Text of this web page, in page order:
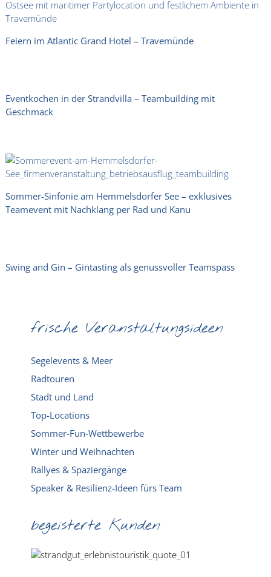
Feiern im Atlantic Grand Hotel – Travemünde
Eventkochen in der Strandvilla – Teambuilding mit
Geschmack
Sommer-Sinfonie am Hemmelsdorfer See – exklusives
Teamevent mit Nachklang per Rad und Kanu
Swing and Gin – Gintasting als genussvoller Teamspass
frische Veranstaltungsideen
Segelevents & Meer
Radtouren
Stadt und Land
Top-Locations
Sommer-Fun-Wettbewerbe
Winter und Weihnachten
Rallyes & Spaziergänge
Speaker & Resilienz-Ideen fürs Team
begeisterte Kunden